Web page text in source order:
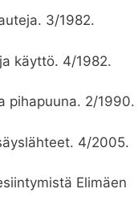
3/1982.
käyttö. 4/1982.
pihapuuna. 2/1990.
4/2005.
Elimäen